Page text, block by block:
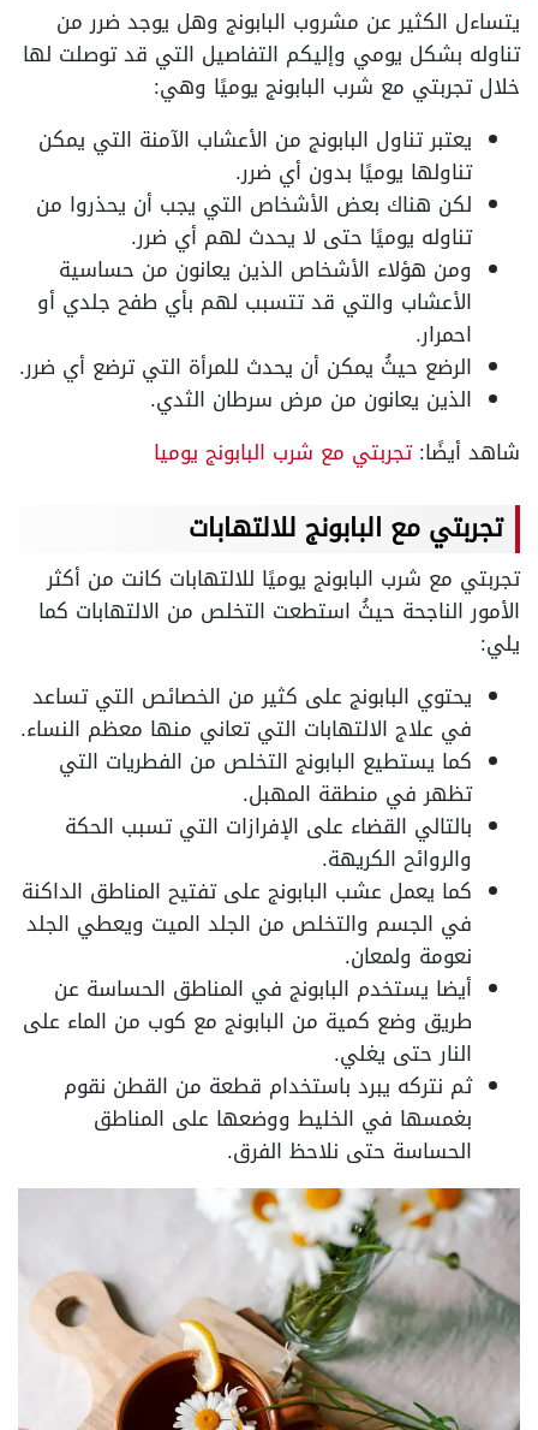
يتساءل الكثير عن مشروب البابونج وهل يوجد ضرر من
تناوله بشكل يومي وإليكم التفاصيل التي قد توصلت لها
خلال تجربتي مع شرب البابونج يوميًا وهي:
يعتبر تناول البابونج من الأعشاب الآمنة التي يمكن
تناولها يوميًا بدون أي ضرر.
لكن هناك بعض الأشخاص التي يجب أن يحذروا من
تناوله يوميًا حتى لا يحدث لهم أي ضرر.
ومن هؤلاء الأشخاص الذين يعانون من حساسية
الأعشاب والتي قد تتسبب لهم بأي طفح جلدي أو
احمرار.
الرضع حيثُ يمكن أن يحدث للمرأة التي ترضع أي ضرر.
الذين يعانون من مرض سرطان الثدي.
شاهد أيضًا:تجربتي مع شرب البابونج يوميا
تجربتي مع البابونج للالتهابات
تجربتي مع شرب البابونج يوميًا للالتهابات كانت من أكثر
الأمور الناجحة حيثُ استطعت التخلص من الالتهابات كما
يلي:
يحتوي البابونج على كثير من الخصائص التي تساعد
في علاج الالتهابات التي تعاني منها معظم النساء.
كما يستطيع البابونج التخلص من الفطريات التي
تظهر في منطقة المهبل.
بالتالي القضاء على الإفرازات التي تسبب الحكة
والروائح الكريهة.
كما يعمل عشب البابونج على تفتيح المناطق الداكنة
في الجسم والتخلص من الجلد الميت ويعطي الجلد
نعومة ولمعان.
أيضا يستخدم البابونج في المناطق الحساسة عن
طريق وضع كمية من البابونج مع كوب من الماء على
النار حتى يغلي.
ثم نتركه يبرد باستخدام قطعة من القطن نقوم
بغمسها في الخليط ووضعها على المناطق
الحساسة حتى نلاحظ الفرق.